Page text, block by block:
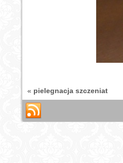
« pielegnacja szczeniat